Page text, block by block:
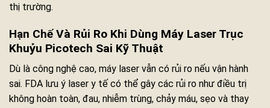
thị trường.
Hạn Chế Và Rủi Ro Khi Dùng Máy Laser Trục
Khuỷu Picotech Sai Kỹ Thuật
Dù là công nghệ cao, máy laser vẫn có rủi ro nếu vận hành
sai. FDA lưu ý laser y tế có thể gây các rủi ro như điều trị
không hoàn toàn, đau, nhiễm trùng, chảy máu, sẹo và thay